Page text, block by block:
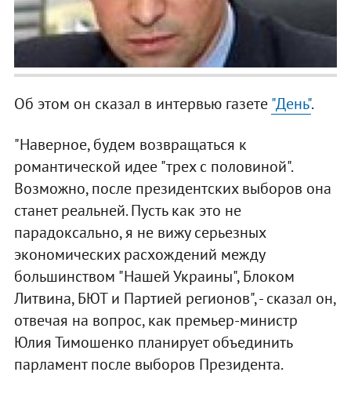
Об этом он сказал в интервью газете"День".
"Наверное, будем возвращаться к
романтической идее "трех с половиной".
Возможно, после президентских выборов она
станет реальней. Пусть как это не
парадоксально, я не вижу серьезных
экономических расхождений между
большинством "Нашей Украины", Блоком
Литвина, БЮТ и Партией регионов", - сказал он,
отвечая на вопрос, как премьер-министр
Юлия Тимошенко планирует объединить
парламент после выборов Президента.